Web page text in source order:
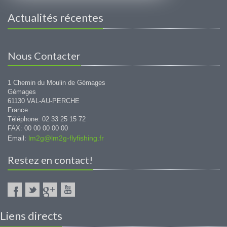
Actualités récentes
Nous Contacter
1 Chemin du Moulin de Gémages
Gémages
61130 VAL-AU-PERCHE
France
Téléphone: 02 33 25 15 72
FAX: 00 00 00 00 00
Email: lm2g@lm2g-flyfishing.fr
Restez en contact!
Liens directs